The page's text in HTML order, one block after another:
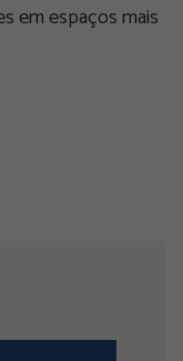
em espaços mais